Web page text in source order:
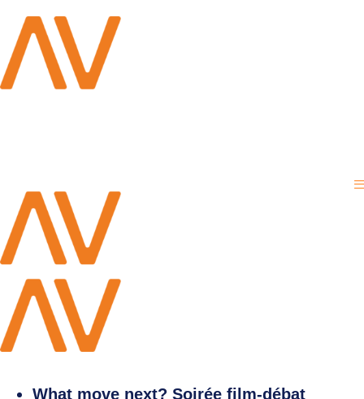
What move next? Soirée film-débat